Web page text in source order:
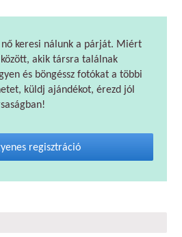
nő keresi nálunk a párját. Miért
akik társra találnak
és böngéssz fotókat a többi
küldj ajándékot, érezd jól
regisztráció